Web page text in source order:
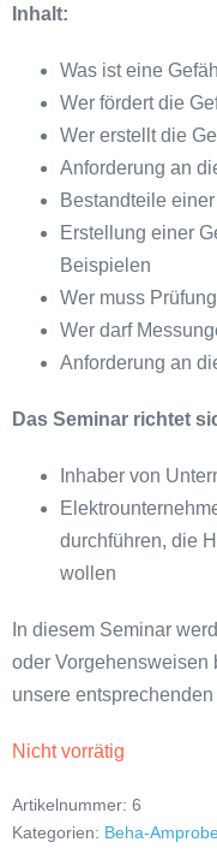
Inhalt:
Was ist eine
Wer fördert die
Wer erstellt die
Anforderung an
Bestandteile
Erstellung einer
Beispielen
Wer muss
Wer darf
Anforderung an
Das Seminar richtet
Inhaber von
durchführen, die
wollen
In diesem Seminar
oder Vorgehensweisen
unsere
Nicht vorrätig
Artikelnummer: 6
Kategorien: Beha-